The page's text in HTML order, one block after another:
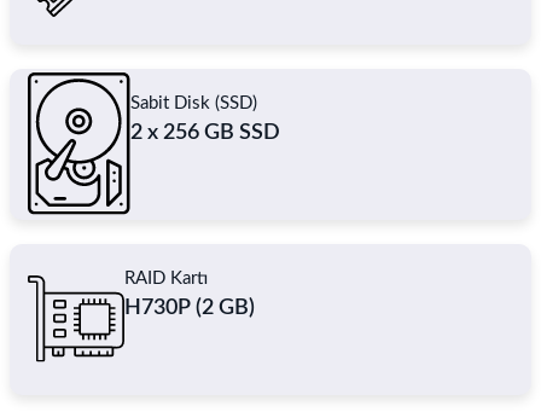
Sabit Disk (SSD)
2 x 256 GB SSD
RAID Kartı
H730P (2 GB)